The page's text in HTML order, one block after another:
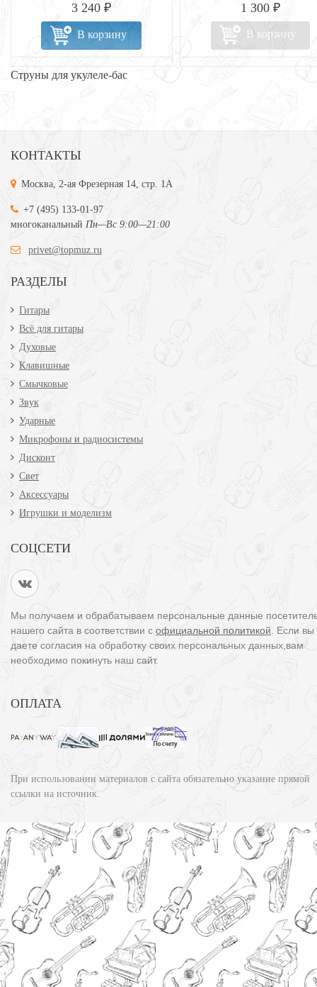
3 240 ₽
В корзину
1 300 ₽
В корзину
Струны для укулеле-бас
КОНТАКТЫ
Москва, 2-ая Фрезерная 14, стр. 1А
+7 (495) 133-01-97
многоканальный Пн—Вс 9:00—21:00
privet@topmuz.ru
РАЗДЕЛЫ
Гитары
Всё для гитары
Духовые
Клавишные
Смычковые
Звук
Ударные
Микрофоны и радиосистемы
Дисконт
Свет
Аксессуары
Игрушки и моделизм
СОЦСЕТИ
Мы получаем и обрабатываем персональные данные
нашего сайта в соответствии с официальной политикой . Если
даете согласия на обработку своих персональных данных,вам
необходимо покинуть наш сайт.
ОПЛАТА
При использовании материалов с сайта обязательно указание прямой
ссылки на источник.